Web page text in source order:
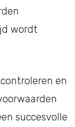
wordt
en
succesvolle